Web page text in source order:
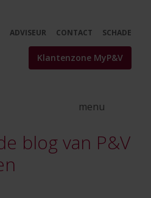
ADVISEUR CONTACT SCHADE
Klantenzone MyP&V
blog van P&V